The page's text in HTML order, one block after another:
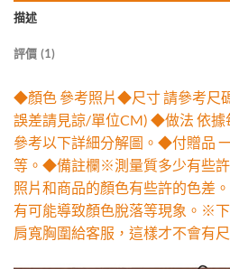
描述
評價 (1)
◆顏色 參考照片◆尺寸 請參考尺
誤差請見諒/單位CM) ◆做法 依據
參考以下詳細分解圖。◆付贈品
等。◆備註欄※測量質多少有些
照片和商品的顏色有些許的色差
有可能導致顏色脫落等現象。※
肩寬胸圍給客服，這樣才不會有